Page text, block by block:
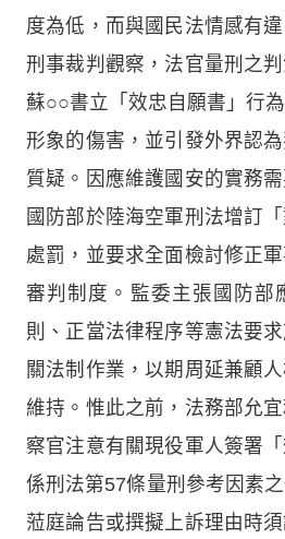
度為低，而與國民法情感有
刑事裁判觀察，法官量刑之
蘇○○書立「效忠自願書」行
形象的傷害，並引發外界認
質疑。因應維護國安的實務
國防部於陸海空軍刑法增訂
處罰，並要求全面檢討修正
審判制度。監委主張國防部
則、正當法律程序等憲法要
關法制作業，以期周延兼顧
維持。惟此之前，法務部允
察官注意有關現役軍人簽署
係刑法第57條量刑參考因素
蒞庭論告或撰擬上訴理由時